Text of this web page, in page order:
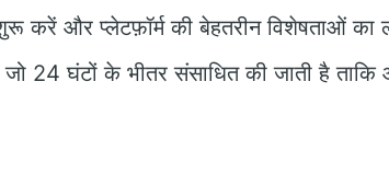
करें और प्लेटफ़ॉर्म की बेहतरीन विशेषताओं का
24 घंटों के भीतर संसाधित की जाती है